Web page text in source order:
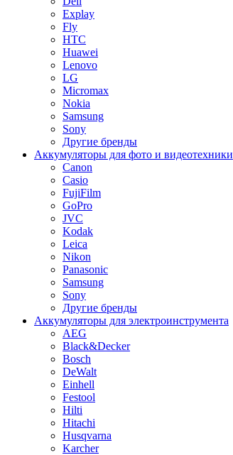
Explay
Fly
HTC
Huawei
Lenovo
LG
Micromax
Nokia
Samsung
Sony
Другие бренды
Аккумуляторы для фото и видеотехники
Canon
Casio
FujiFilm
GoPro
JVC
Kodak
Leica
Nikon
Panasonic
Samsung
Sony
Другие бренды
Аккумуляторы для электроинструмента
AEG
Black&Decker
Bosch
DeWalt
Einhell
Festool
Hilti
Hitachi
Husqvarna
Karcher